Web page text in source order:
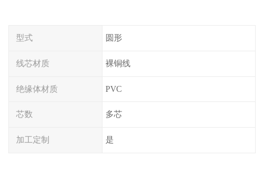
型式 圆形
线芯材质 裸铜线
绝缘体材质 PVC
芯数 多芯
加工定制 是